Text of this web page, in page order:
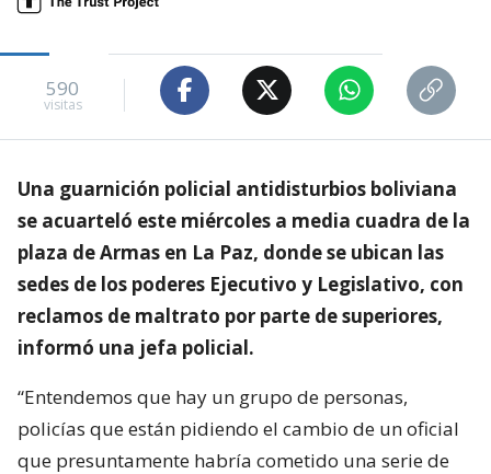
590
visitas
Una guarnición policial antidisturbios boliviana
se acuarteló este miércoles a media cuadra de la
plaza de Armas en La Paz, donde se ubican las
sedes de los poderes Ejecutivo y Legislativo, con
reclamos de maltrato por parte de superiores,
informó una jefa policial.
“Entendemos que hay un grupo de personas,
policías que están pidiendo el cambio de un oficial
que presuntamente habría cometido una serie de